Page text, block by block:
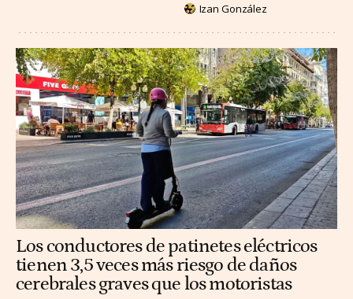
Izan González
Los conductores de patinetes eléctricos
tienen 3,5 veces más riesgo de daños
cerebrales graves que los motoristas